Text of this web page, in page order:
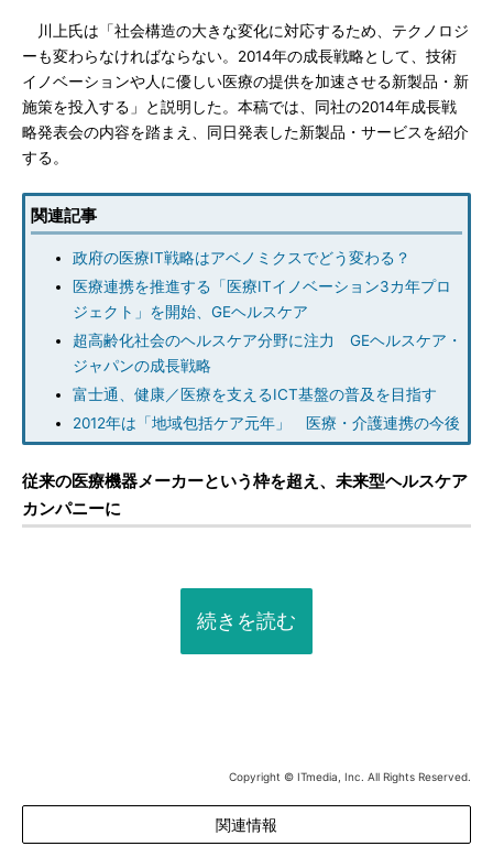
川上氏は「社会構造の大きな変化に対応するため、テクノロジ
ーも変わらなければならない。2014年の成長戦略として、技術
イノベーションや人に優しい医療の提供を加速させる新製品・新
施策を投入する」と説明した。本稿では、同社の2014年成長戦
略発表会の内容を踏まえ、同日発表した新製品・サービスを紹介
する。
関連記事
政府の医療IT戦略はアベノミクスでどう変わる？
医療連携を推進する「医療ITイノベーション3カ年プロ
ジェクト」を開始、GEヘルスケア
超高齢化社会のヘルスケア分野に注力 GEヘルスケア・
ジャパンの成長戦略
富士通、健康／医療を支えるICT基盤の普及を目指す
2012年は「地域包括ケア元年」 医療・介護連携の今後
従来の医療機器メーカーという枠を超え、未来型ヘルスケア
カンパニーに
続きを読む
Copyright © ITmedia, Inc. All Rights Reserved.
関連情報